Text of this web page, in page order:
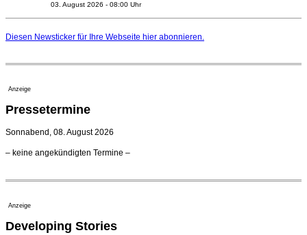
03. August 2026 - 08:00 Uhr
Nationaltheater Mannheim
Regensburger Generalmusikdirektor Stefan Veselka
Kammerorchester Heilbronn: Chefdirigent Risto Joost
verlängert bis 2030
Ensemblemitglieder
Dirigent Nicolás Pasquet mit Würth-Preis der
Diesen Newsticker für Ihre Webseite hier abonnieren.
Anzeige
Pressetermine
Sonnabend, 08. August 2026
– keine angekündigten Termine –
Anzeige
Developing Stories